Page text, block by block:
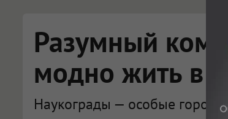
Разумный
модно жить в
Наукограды — особые